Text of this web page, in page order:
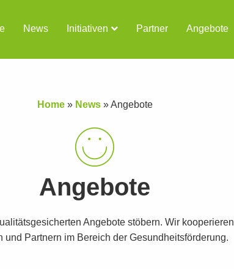
News Initiativen Partner Angebote
Home» News»Angebote
Angebote
Angebote stöbern. Wir
und Partnern im Bereich der Gesundheitsförderung.